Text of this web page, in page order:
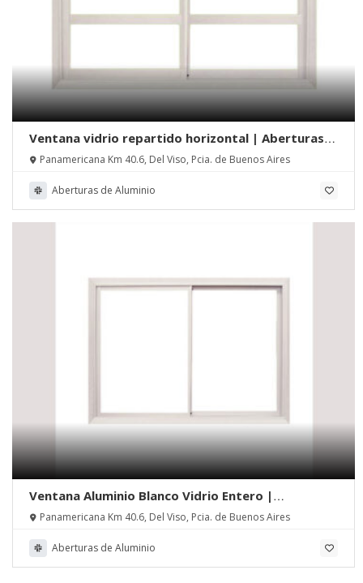
Ventana vidrio repartido horizontal | Aberturas
Alfa Metal
Panamericana Km 40.6, Del Viso, Pcia. de Buenos Aires
Aberturas de Aluminio
Ventana Aluminio Blanco Vidrio Entero |
Aberturas Alfa Metal
Panamericana Km 40.6, Del Viso, Pcia. de Buenos Aires
Aberturas de Aluminio